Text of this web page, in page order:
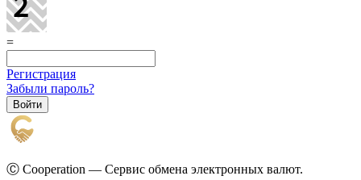
=
Регистрация
Забыли пароль?
Ⓒ Cooperation — Сервис обмена электронных валют.